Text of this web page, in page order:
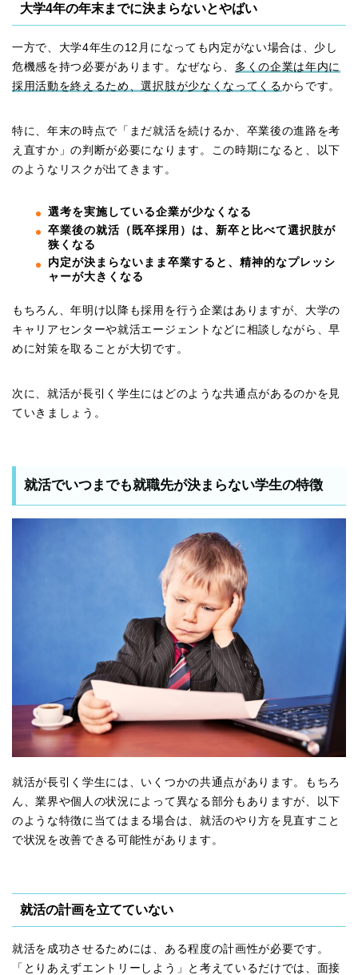
大学4年の年末までに決まらないとやばい
一方で、大学4年生の12月になっても内定がない場合は、少し
危機感を持つ必要があります。なぜなら、 多くの企業は年内に
採用活動を終えるため、選択肢が少なくなってくるからです。
特に、年末の時点で「まだ就活を続けるか、卒業後の進路を考
え直すか」の判断が必要になります。この時期になると、以下
のようなリスクが出てきます。
選考を実施している企業が少なくなる
卒業後の就活（既卒採用）は、新卒と比べて選択肢が
狭くなる
内定が決まらないまま卒業すると、精神的なプレッシ
ャーが大きくなる
もちろん、年明け以降も採用を行う企業はありますが、大学の
キャリアセンターや就活エージェントなどに相談しながら、早
めに対策を取ることが大切です。
次に、就活が長引く学生にはどのような共通点があるのかを見
ていきましょう。
就活でいつまでも就職先が決まらない学生の特徴
就活が長引く学生には、いくつかの共通点があります。もちろ
ん、業界や個人の状況によって異なる部分もありますが、以下
のような特徴に当てはまる場合は、就活のやり方を見直すこと
で状況を改善できる可能性があります。
就活の計画を立てていない
就活を成功させるためには、ある程度の計画性が必要です。
「とりあえずエントリーしよう」と考えているだけでは、面接